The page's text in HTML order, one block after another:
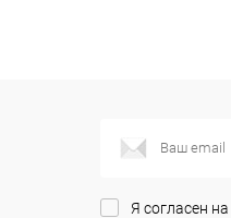
Я согласен на